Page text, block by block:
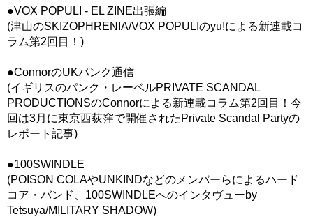
●VOX POPULI - EL ZINE出張編
(津山のSKIZOPHRENIA/VOX POPULIのyu!による新連載コ
ラム第2回目！)
●ConnorのUKパンク通信
(イギリスのパンク・レーベルPRIVATE SCANDAL
PRODUCTIONSのConnorによる新連載コラム第2回目！今
回は3月に東京西荻窪で開催されたPrivate Scandal Partyの
レポート記事)
●100SWINDLE
(POISON COLAやUNKINDなどのメンバーらによるハード
コア・バンド、100SWINDLEへのインタヴューby
Tetsuya/MILITARY SHADOW)